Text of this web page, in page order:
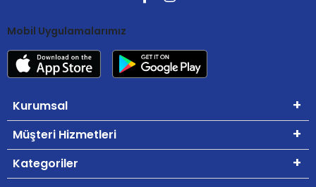
Mobil Uygulamalarımız
Kurumsal
Müşteri Hizmetleri
Kategoriler